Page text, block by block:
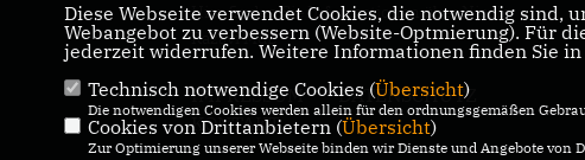
Hier finden Sie Informationen über Nicole
Razavi MdL
IMPRESSUM
DATENSCHUTZ
KONTAKT
Diese Webseite verwendet Cookies, die notwendig
Webangebot zu verbessern (Website-Optmierung). Für
jederzeit widerrufen. Weitere Informationen finden Sie
Technisch notwendige Cookies (Übersicht)
Die notwendigen Cookies werden allein für den ordnungsgemäßen
Cookies von Drittanbietern (Übersicht)
Zur Optimierung unserer Webseite binden wir Dienste und Angebote von